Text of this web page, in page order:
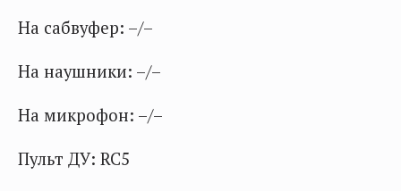
На сабвуфер: –/–
На наушники: –/–
На микрофон: –/–
Пульт ДУ: RC5